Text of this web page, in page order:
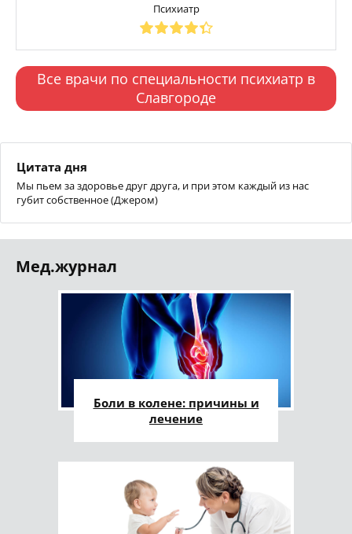
Психиатр
Все врачи по специальности психиатр в
Славгороде
Цитата дня
Мы пьем за здоровье друг друга, и при этом каждый из нас
губит собственное (Джером)
Мед.журнал
Боли в колене: причины и
лечение